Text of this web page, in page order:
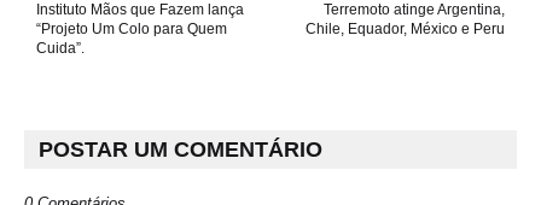
Terremoto atinge Argentina,
Chile, Equador, México e Peru
Instituto Mãos que Fazem lança
“Projeto Um Colo para Quem
Cuida”.
POSTAR UM COMENTÁRIO